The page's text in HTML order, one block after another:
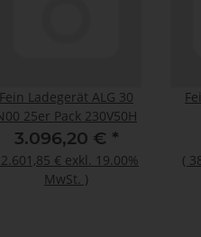
Fein Ladegerät ALG 30
N00 25er Pack 230V50H
3.096,20 € *
2.601,85 € exkl. 19.00%
MwSt. )
(